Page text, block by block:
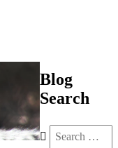
Blog
Search